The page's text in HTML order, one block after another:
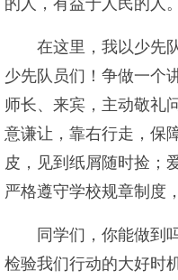
的人，有益于人民的人。
在这里，我以少先
少先队员们！争做一个
师长、来宾，主动敬礼
意谦让，靠右行走，保
皮，见到纸屑随时捡
严格遵守学校规章制度
同学们，你能做到
检验我们行动的大好时